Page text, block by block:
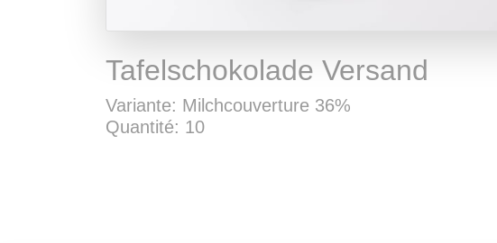
Tafelschokolade Versand
Variante: Milchcouverture 36%
Quantité: 10